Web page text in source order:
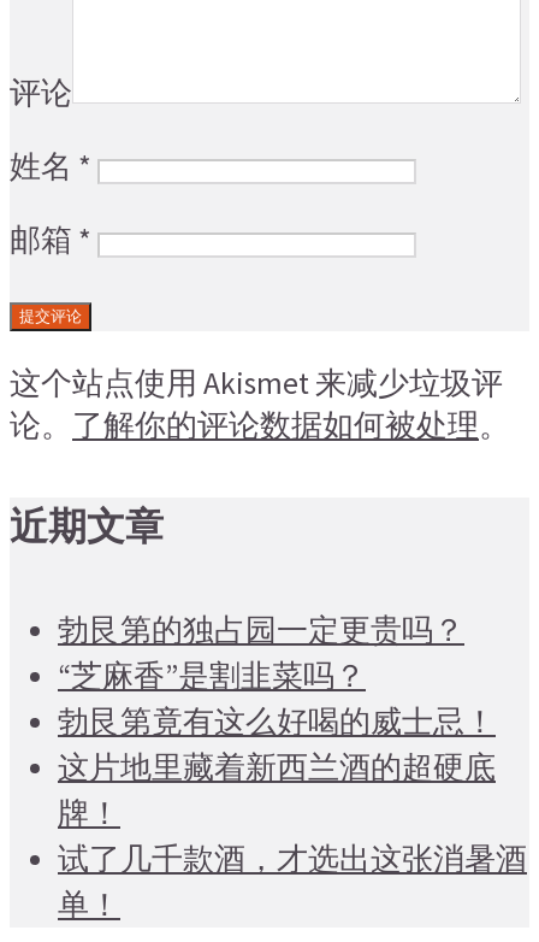
评论
姓名 *
邮箱 *
这个站点使用 Akismet 来减少垃圾评
论。 了解你的评论数据如何被处理。
近期文章
勃艮第的独占园一定更贵吗？
“芝麻香”是割韭菜吗？
勃艮第竟有这么好喝的威士忌！
这片地里藏着新西兰酒的超硬底
牌！
试了几千款酒，才选出这张消暑酒
单！